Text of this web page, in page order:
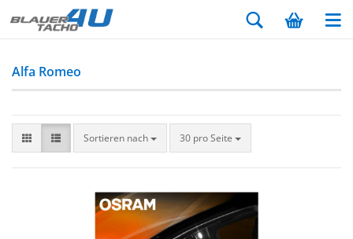
Alfa Romeo
Sortieren nach 30 pro Seite